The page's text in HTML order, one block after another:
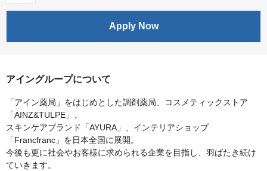
Apply Now
アイングループについて
「アイン薬局」をはじめとした調剤薬局、コスメティックストア
「AINZ&TULPE」、
スキンケアブランド「AYURA」、インテリアショップ
「Francfranc」を日本全国に展開。
今後も更に社会やお客様に求められる企業を目指し、羽ばたき続け
ていきます。